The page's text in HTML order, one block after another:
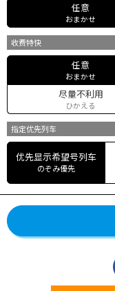
任意
おまかせ
收费特快
任意
おまかせ
尽量不利用
ひかえる
指定优先列车
优先显示希望号列车
のぞみ優先